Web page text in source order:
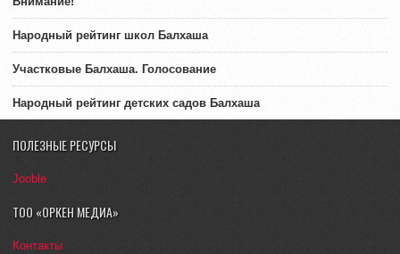
Народный рейтинг школ Балхаша
Участковые Балхаша. Голосование
Народный рейтинг детских садов Балхаша
ПОЛЕЗНЫЕ РЕСУРСЫ
Jooble
ТОО «ОРКЕН МЕДИА»
Контакты